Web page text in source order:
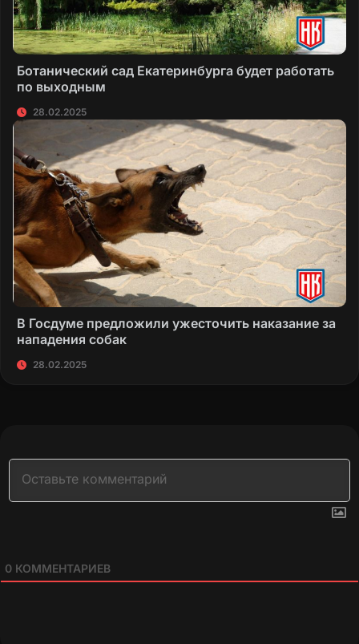
Ботанический сад Екатеринбурга будет работать
по выходным
28.02.2025
В Госдуме предложили ужесточить наказание за
нападения собак
28.02.2025
0 КОММЕНТАРИЕВ